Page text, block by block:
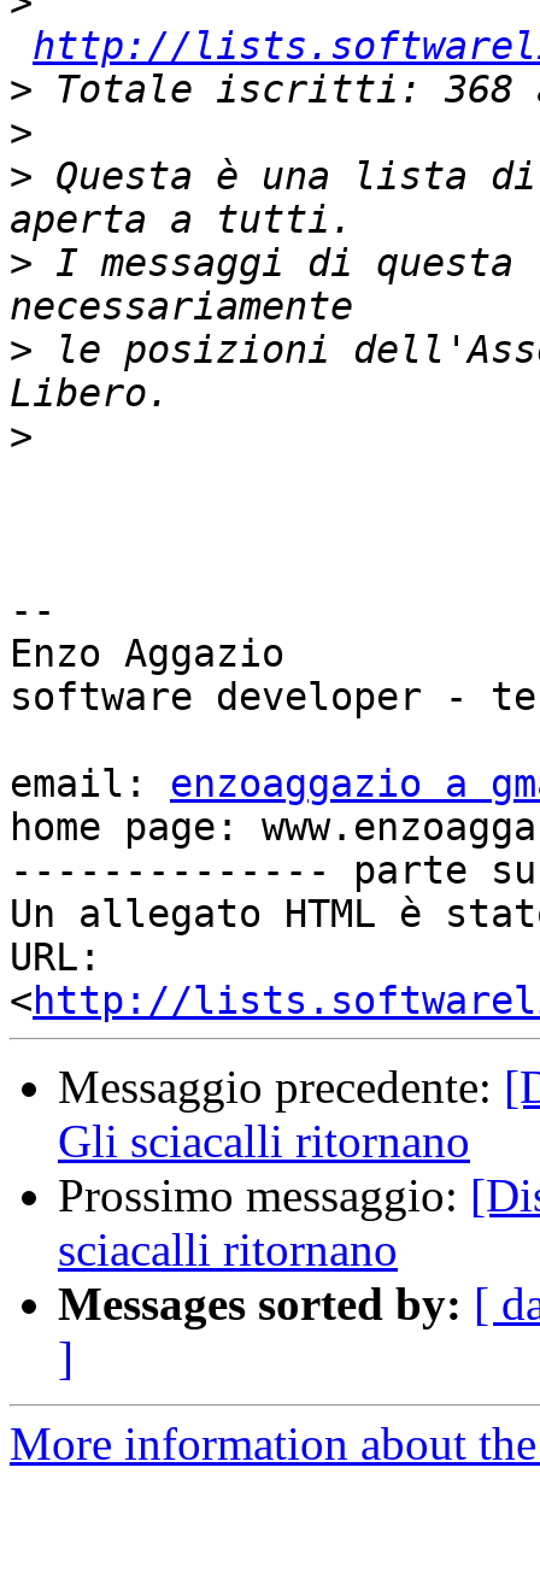
http://
>
>
> Questa è una lista
> I messaggi di
> le posizioni
>
--
Enzo Aggazio
software developer -
email: enzoaggazio a
home page:
-------------- parte
Un allegato HTML è
URL:
<http://
Messaggio precedente:
Gli sciacalli ritornano
Prossimo messaggio:
sciacalli ritornano
Messages sorted by: [
]
More information about